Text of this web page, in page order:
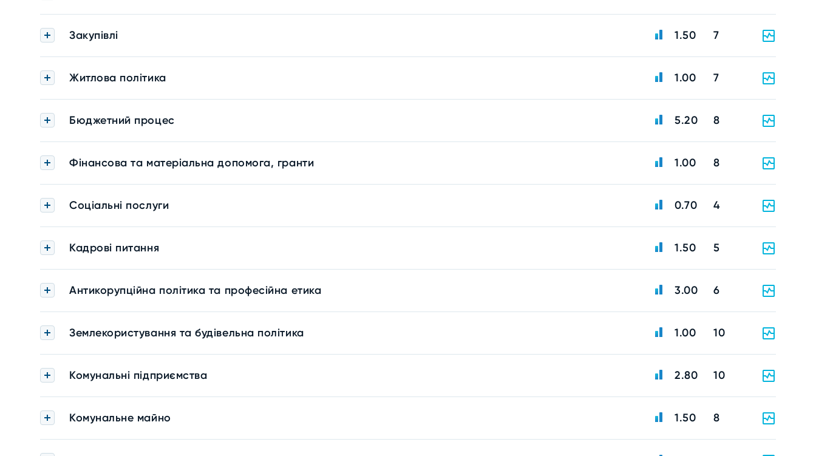
Закупівлі 1.50 7
Житлова політика 1.00 7
Бюджетний процес 5.20 8
Фінансова та матеріальна допомога, гранти 1.00 8
Соціальні послуги 0.70 4
Кадрові питання 1.50 5
Антикорупційна політика та професійна етика 3.00 6
Землекористування та будівельна політика 1.00 10
Комунальні підприємства 2.80 10
Комунальне майно 1.50 8